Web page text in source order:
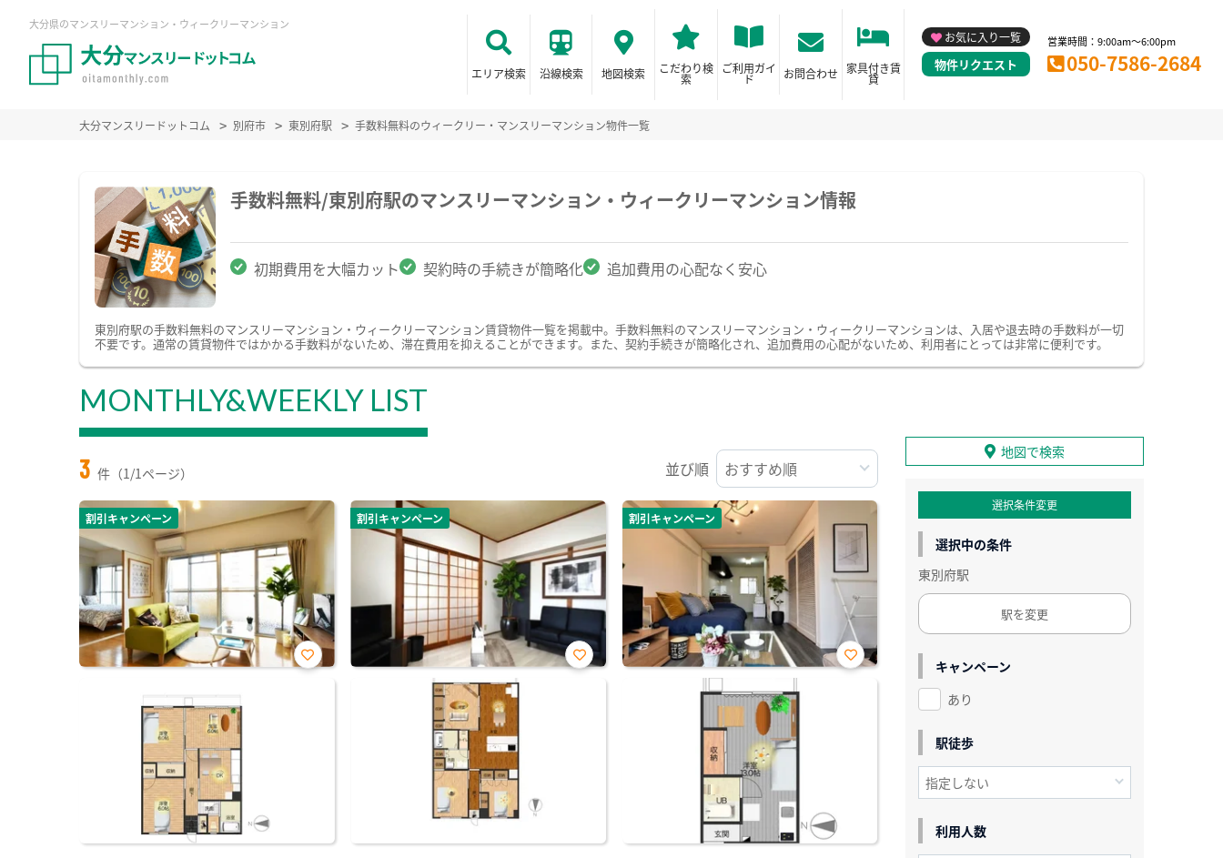
大分県のマンスリーマンション・ウィークリーマンション
エリア検索 沿線検索 地図検索 こだわり検
索
ご利用ガイ
ド お問合わせ 家具付き賃
貸
お気に入り一覧
物件リクエスト
営業時間：9:00am～6:00pm
050-7586-2684
大分マンスリードットコム 別府市 東別府駅 手数料無料のウィークリー・マンスリーマンション物件一覧
手数料無料/東別府駅のマンスリーマンション・ウィークリーマンション情報
初期費用を大幅カット 契約時の手続きが簡略化 追加費用の心配なく安心
東別府駅の手数料無料のマンスリーマンション・ウィークリーマンション賃貸物件一覧を掲載中。手数料無料のマンスリーマンション・ウィークリーマンションは、入居や退去時の手数料が一切
不要です。通常の賃貸物件ではかかる手数料がないため、滞在費用を抑えることができます。また、契約手続きが簡略化され、追加費用の心配がないため、利用者にとっては非常に便利です。
MONTHLY&WEEKLY LIST
3 件（1/1ページ） 並び順
割引キャンペーン
お気
割引キャンペーン
お気
割引キャンペーン
お気
地図で検索
選択条件変更
選択中の条件
東別府駅
駅を変更
キャンペーン
あり
駅徒歩
利用人数